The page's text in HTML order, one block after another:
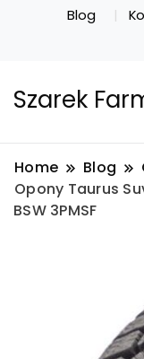
Blog
Szarek
Home Blog
Opony Taurus
BSW 3PMSF